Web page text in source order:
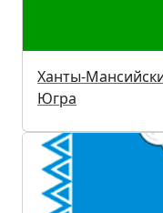
Ханты-
Югра